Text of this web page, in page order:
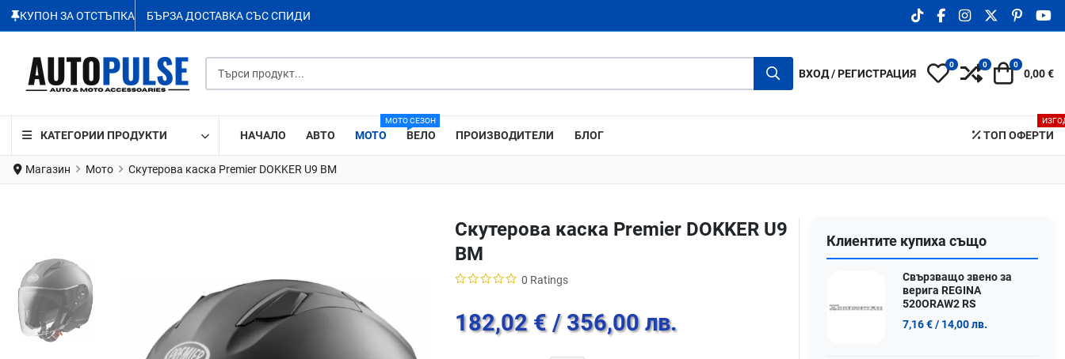
КУПОН ЗА ОТСТЪПКА БЪРЗА ДОСТАВКА СЪС СПИДИ TIKTOK SOCIAL LINK
FACEBOOK SOCIAL
INSTAGRAM
X.COM
ВХОД / РЕГИСТРАЦИЯ My Wishlist
0 Compare
0 Количка
0
0,00 €
КАТЕГОРИИ ПРОДУКТИ НАЧАЛО АВТО МОТО
МОТО СЕЗОН
ВЕЛО ПРОИЗВОДИТЕЛИ БЛОГ ТОП ОФЕРТИ
Магазин Мото Скутерова каска Premier DOKKER U9 BM
Скутерова каска Premier DOKKER U9
BM
0 Ratings
182,02 € / 356,00 лв.
Клиентите купиха също
Свързващо звено за
верига REGINA
520ORAW2 RS
7,16 €/ 14,00 лв.